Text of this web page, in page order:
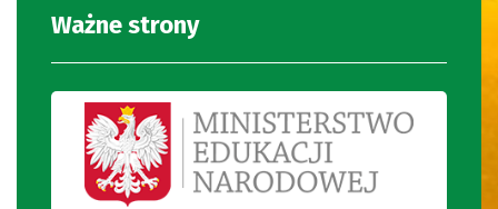
Ważne strony